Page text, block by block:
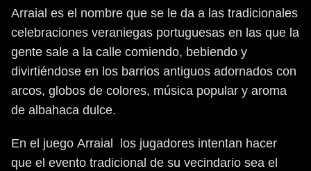
Arraial es el nombre que se le da a las tradicionales
celebraciones veraniegas portuguesas en las que la
gente sale a la calle comiendo, bebiendo y
divirtiéndose en los barrios antiguos adornados con
arcos, globos de colores, música popular y aroma
de albahaca dulce.
En el juego Arraial los jugadores intentan hacer
que el evento tradicional de su vecindario sea el